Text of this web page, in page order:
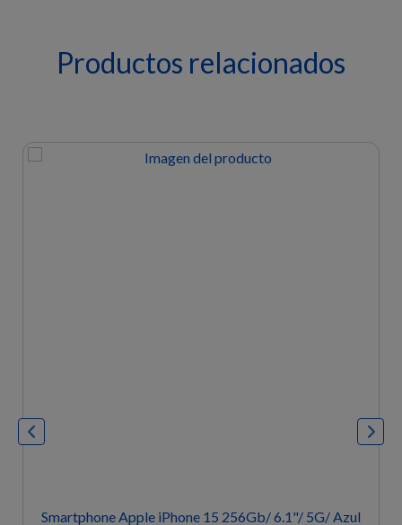
Productos relacionados
Smartphone Apple iPhone 15 256Gb/ 6.1"/ 5G/ Azul